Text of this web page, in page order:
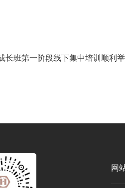
长班第一阶段线下集中培训顺利
网